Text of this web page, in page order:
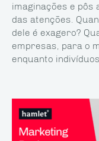
imaginações e
das atenções.
dele é exagero?
empresas, para o
enquanto